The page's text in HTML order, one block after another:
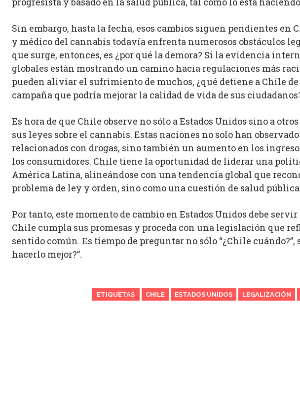
Sin embargo, hasta la fecha, esos cambios siguen pendientes en
y médico del cannabis todavía enfrenta numerosos obstáculos
que surge, entonces, es ¿por qué la demora? Si la evidencia
globales están mostrando un camino hacia regulaciones más
pueden aliviar el sufrimiento de muchos, ¿qué detiene a Chile
campaña que podría mejorar la calidad de vida de sus
Es hora de que Chile observe no sólo a Estados Unidos sino a
sus leyes sobre el cannabis. Estas naciones no solo han
relacionados con drogas, sino también un aumento en los
los consumidores. Chile tiene la oportunidad de liderar una
América Latina, alineándose con una tendencia global que
problema de ley y orden, sino como una cuestión de salud
Por tanto, este momento de cambio en Estados Unidos debe
Chile cumpla sus promesas y proceda con una legislación que
sentido común. Es tiempo de preguntar no sólo “¿Chile cuándo?”,
hacerlo mejor?”.
ETIQUETAS CHILE ESTADOS UNIDOS LEGALIZACIÓN